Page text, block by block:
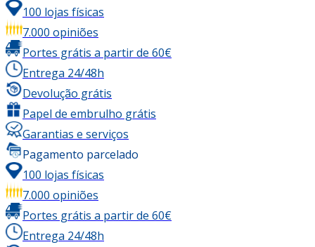
100 lojas físicas
7.000 opiniões
Portes grátis a partir de 60€
Entrega 24/48h
Devolução grátis
Papel de embrulho grátis
Garantias e serviços
Pagamento parcelado
100 lojas físicas
7.000 opiniões
Portes grátis a partir de 60€
Entrega 24/48h